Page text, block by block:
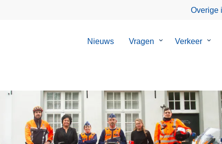
Overige
Nieuws Vragen
Submenu
Verkeer